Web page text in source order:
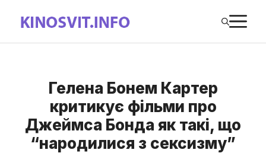
вмісту
Гелена Бонем Картер
критикує фільми про
Джеймса Бонда як такі, що
“народилися з сексизму”